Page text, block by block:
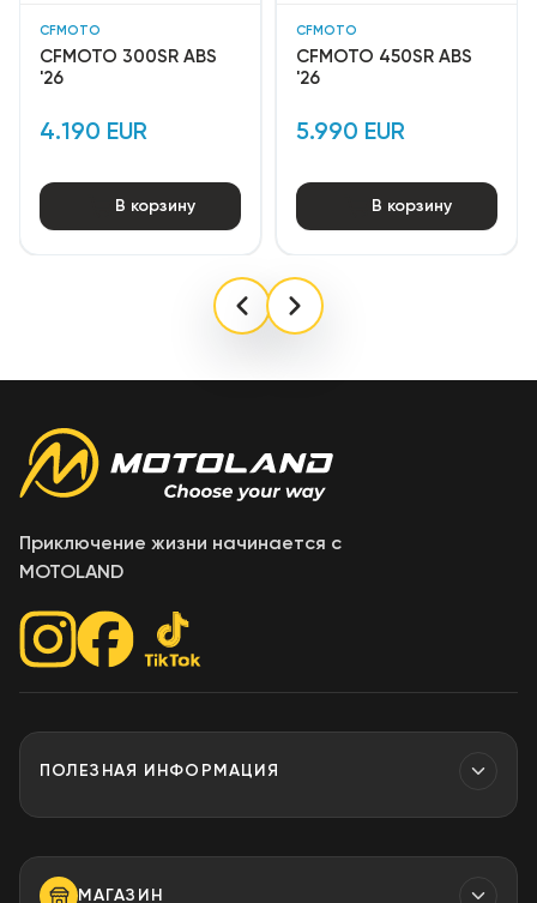
CFMOTO
CFMOTO 300SR ABS
'26
4.190 EUR
В корзину
CFMOTO
CFMOTO 450SR ABS
'26
5.990 EUR
В корзину
Приключение жизни начинается с
MOTOLAND
ПОЛЕЗНАЯ ИНФОРМАЦИЯ
МАГАЗИН